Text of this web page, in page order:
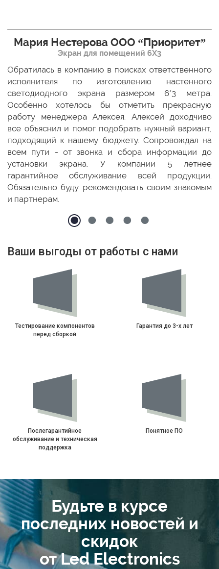
Мария Нестерова ООО “Приоритет”
Экран для помещений 6Х3
Обратилась в компанию в поисках ответственного
исполнителя по изготовлению настенного
светодиодного экрана размером 6*3 метра.
Особенно хотелось бы отметить прекрасную
работу менеджера Алексея. Алексей доходчиво
все объяснил и помог подобрать нужный вариант,
подходящий к нашему бюджету. Сопровождал на
всем пути - от звонка и сбора информации до
установки экрана. У компании 5 летнее
гарантийное обслуживание всей продукции.
Обязательно буду рекомендовать своим знакомым
и партнерам.
Ваши выгоды от работы с нами
Тестирование компонентов
перед сборкой
Гарантия до 3-х лет
Послегарантийное
обслуживание и техническая
поддержка
Понятное ПО
Будьте в курсе
последних новостей и
скидок
от Led Electronics